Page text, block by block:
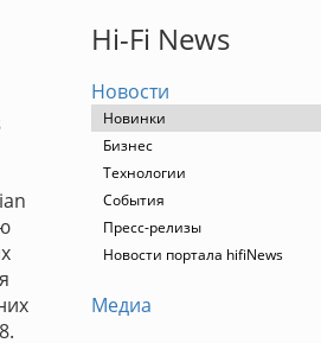
Hi-Fi News
Новости
Новинки
Бизнес
Технологии
События
Пресс-релизы
Новости портала hifiNews
Медиа